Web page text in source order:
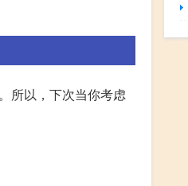
所以，下次当你考虑